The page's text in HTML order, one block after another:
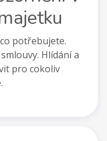
potřebujete.
Hlídání a
pro cokoliv